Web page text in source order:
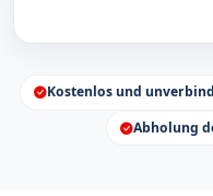
Kostenlos und
Abholung